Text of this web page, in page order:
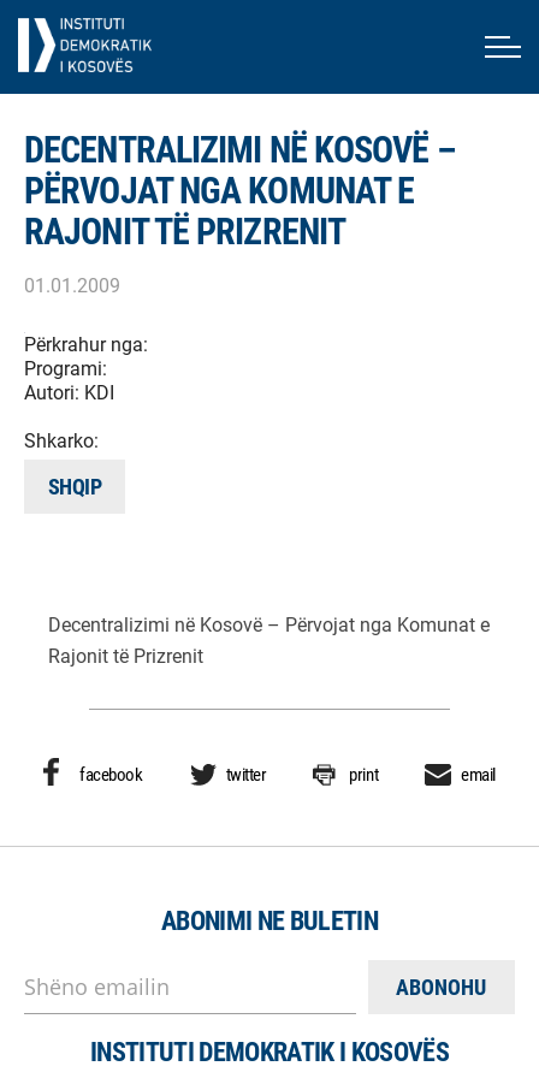
DECENTRALIZIMI NË KOSOVË –
PËRVOJAT NGA KOMUNAT E
RAJONIT TË PRIZRENIT
01.01.2009
Përkrahur nga:
Programi:
Autori: KDI
Shkarko:
SHQIP
Decentralizimi në Kosovë – Përvojat nga Komunat e
Rajonit të Prizrenit
facebook twitter print email
ABONIMI NE BULETIN
Shëno emailin
INSTITUTI DEMOKRATIK I KOSOVËS